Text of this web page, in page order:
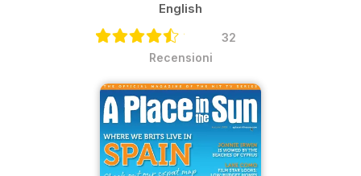
English
32
Recensioni